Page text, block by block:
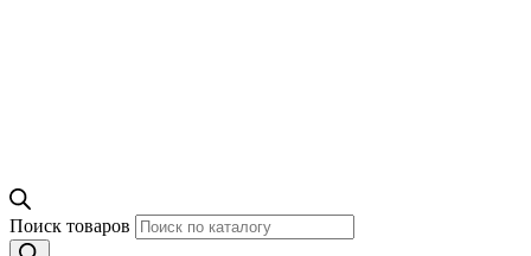
Поиск товаров